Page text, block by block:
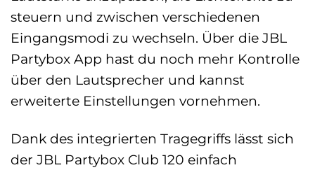
steuern und zwischen verschiedenen
Eingangsmodi zu wechseln. Über die JBL
Partybox App hast du noch mehr Kontrolle
über den Lautsprecher und kannst
erweiterte Einstellungen vornehmen.
Dank des integrierten Tragegriffs lässt sich
der JBL Partybox Club 120 einfach